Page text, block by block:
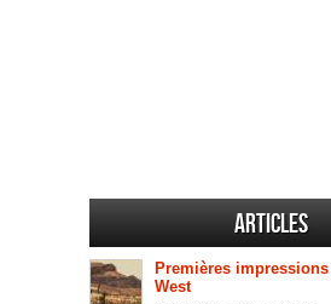
Articles
Premières
West